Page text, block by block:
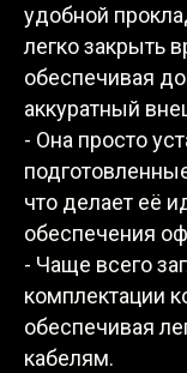
удобной
легко закрыть
обеспечивая
аккуратный
- Она просто
что делает её
обеспечения
- Чаще всего
комплектации
обеспечивая
кабелям.